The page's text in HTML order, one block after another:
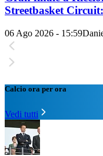
Streetbasket
06 Ago 2026 - 15:59
Calcio ora per ora
Vedi tutti